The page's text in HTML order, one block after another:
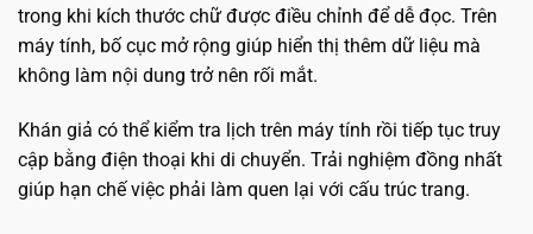
trong khi kích thước chữ được điều chỉnh để dễ đọc. Trên
máy tính, bố cục mở rộng giúp hiển thị thêm dữ liệu mà
không làm nội dung trở nên rối mắt.
Khán giả có thể kiểm tra lịch trên máy tính rồi tiếp tục truy
cập bằng điện thoại khi di chuyển. Trải nghiệm đồng nhất
giúp hạn chế việc phải làm quen lại với cấu trúc trang.